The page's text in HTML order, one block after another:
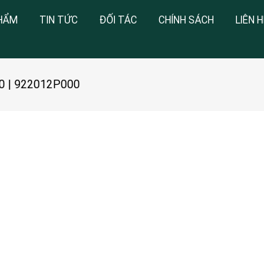
TIN TỨC ĐỐI TÁC CHÍNH SÁCH LIÊN
| 922012P000